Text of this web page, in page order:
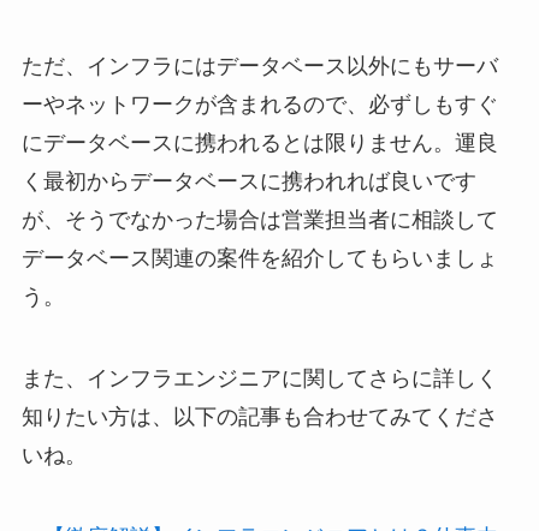
ただ、インフラにはデータベース以外にもサーバ
ーやネットワークが含まれるので、必ずしもすぐ
にデータベースに携われるとは限りません。運良
く最初からデータベースに携われれば良いです
が、そうでなかった場合は営業担当者に相談して
データベース関連の案件を紹介してもらいましょ
う。
また、インフラエンジニアに関してさらに詳しく
知りたい方は、以下の記事も合わせてみてくださ
いね。